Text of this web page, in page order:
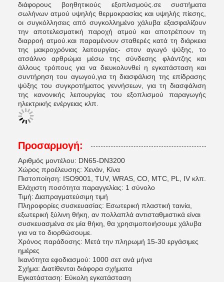
διάφορους βοηθητικούς εξοπλισμούς.σε συστήματα
σωλήνων ατμού υψηλής θερμοκρασίας και υψηλής πίεσης,
οι συγκόλλησεις από συγκολλημένο χάλυβα εξασφαλίζουν
την αποτελεσματική παροχή ατμού και αποτρέπουν τη
διαρροή ατμού.και παραμένουν σταθερές κατά τη διάρκεια
της μακροχρόνιας λειτουργίας- στον αγωγό ψύξης, το
ατσάλινο αρθρώμα μέσω της σύνδεσης φλάντζης και
άλλους τρόπους για να διευκολυνθεί η εγκατάσταση και
συντήρηση του αγωγού,για τη διασφάλιση της επίδρασης
ψύξης του συγκροτήματος γεννήσεων, για τη διασφάλιση
της κανονικής λειτουργίας του εξοπλισμού παραγωγής
ηλεκτρικής ενέργειας κλπ.
Προσαρμογή:
Αριθμός μοντέλου: DN65-DN3200
Χώρος προέλευσης: Χενάν, Κίνα
Πιστοποίηση: ISO9001, TUV, WRAS, CO, MTC, PL, IV κλπ.
Ελάχιστη ποσότητα παραγγελίας: 1 σύνολο
Τιμή: Διαπραγματεύσιμη τιμή
Πληροφορίες συσκευασίας: Εσωτερική πλαστική ταινία,
εξωτερική ξύλινη θήκη, αν πολλαπλά αντισταθμιστικά είναι
συσκευασμένα σε μία θήκη, θα χρησιμοποιήσουμε χάλυβα
για να το διορθώσουμε.
Χρόνος παράδοσης: Μετά την πληρωμή 15-30 εργάσιμες
ημέρες
Ικανότητα εφοδιασμού: 1000 σετ ανά μήνα
Σχήμα: Διατίθενται διάφορα σχήματα
Εγκατάσταση: Εύκολη εγκατάσταση